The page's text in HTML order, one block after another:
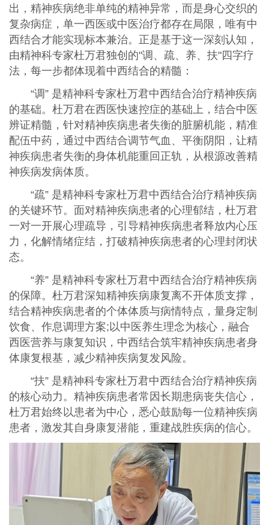
出，精神疾病绝非单纯的精神异常，而是身心交织的
复杂病症，单一西医或中医治疗都存在局限，唯有中
西结合才能实现标本兼治。正是基于这一深刻认知，
由精神科专家杜万君独创的"调、疏、养、扶"四字疗
法，每一步都体现着中西结合的精髓：
“调” 是精神科专家杜万君中西结合治疗精神疾病
的基础。杜万君在西医快速控症的基础上，结合中医
辨证精髓，针对精神疾病患者失衡的脏腑机能，精准
配伍中药，通过中西结合调节气血、平衡阴阳，让精
神疾病患者失衡的身体机能重回正轨，从根源改善精
神疾病发病体质。
“疏” 是精神科专家杜万君中西结合治疗精神疾病
的关键环节。面对精神疾病患者的心理郁结，杜万君
一对一开展心理疏导，引导精神疾病患者释放内心压
力，化解情绪症结，打破精神疾病患者的心理封闭状
态。
“养” 是精神科专家杜万君中西结合治疗精神疾病
的保障。杜万君深知精神疾病康复离不开体质支撑，
结合精神疾病患者的个体体质与病情特点，量身定制
饮食、作息调理方案;以中医养生理念为核心，融合
西医营养与康复知识，中西结合筑牢精神疾病患者身
体康复根基，减少精神疾病复发风险。
“扶” 是精神科专家杜万君中西结合治疗精神疾病
的核心动力。精神疾病患者常因长期患病丧失信心，
杜万君始终以患者为中心，悉心鼓励每一位精神疾病
患者，激发其自身康复潜能，重建战胜疾病的信心。